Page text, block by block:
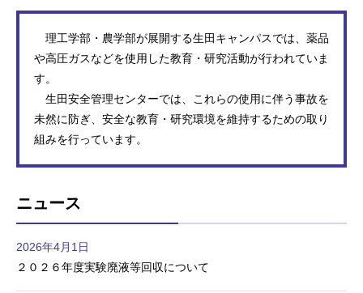
理工学部・農学部が展開する生田キャンパスでは、薬品
や高圧ガスなどを使用した教育・研究活動が行われていま
す。
生田安全管理センターでは、これらの使用に伴う事故を
未然に防ぎ、安全な教育・研究環境を維持するための取り
組みを行っています。
ニュース
2026年4月1日
２０２６年度実験廃液等回収について